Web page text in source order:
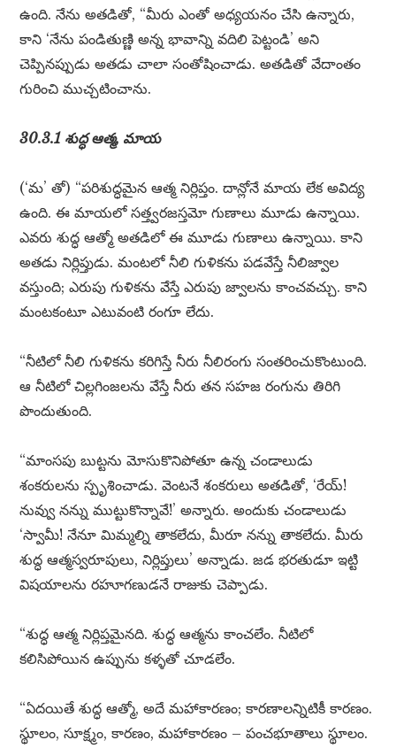
ఉంది. నేను అతడితో, “మీరు ఎంతో అధ్యయనం చేసి ఉన్నారు,
కాని ‘నేను పండితుణ్ణి అన్న భావాన్ని వదిలి పెట్టండి’ అని
చెప్పినప్పుడు అతడు చాలా సంతోషించాడు. అతడితో వేదాంతం
గురించి ముచ్చటించాను.
30.3.1 శుద్ధ ఆత్మ, మాయ
(‘మ’ తో) “పరిశుద్ధమైన ఆత్మ నిర్లిప్తం. దాన్లోనే మాయ లేక అవిద్య
ఉంది. ఈ మాయలో సత్త్వరజస్తమో గుణాలు మూడు ఉన్నాయి.
ఎవరు శుద్ధ ఆత్మో అతడిలో ఈ మూడు గుణాలు ఉన్నాయి. కాని
అతడు నిర్లిప్తుడు. మంటలో నీలి గుళికను పడవేస్తే నీలిజ్వాల
వస్తుంది; ఎరుపు గుళికను వేస్తే ఎరుపు జ్వాలను కాంచవచ్చు. కాని
మంటకంటూ ఎటువంటి రంగూ లేదు.
“నీటిలో నీలి గుళికను కరిగిస్తే నీరు నీలిరంగు సంతరించుకొంటుంది.
ఆ నీటిలో చిల్లగింజలను వేస్తే నీరు తన సహజ రంగును తిరిగి
పొందుతుంది.
“మాంసపు బుట్టను మోసుకొనిపోతూ ఉన్న చండాలుడు
శంకరులను స్పృశించాడు. వెంటనే శంకరులు అతడితో, ‘రేయ్!
నువ్వు నన్ను ముట్టుకొన్నావే!’ అన్నారు. అందుకు చండాలుడు
‘స్వామీ! నేనూ మిమ్మల్ని తాకలేదు, మీరూ నన్ను తాకలేదు. మీరు
శుద్ధ ఆత్మస్వరూపులు, నిర్లిప్తులు’ అన్నాడు. జడ భరతుడూ ఇట్టి
విషయాలను రహూగణుడనే రాజుకు చెప్పాడు.
“శుద్ధ ఆత్మ నిర్లిప్తమైనది. శుద్ధ ఆత్మను కాంచలేం. నీటిలో
కలిసిపోయిన ఉప్పును కళ్ళతో చూడలేం.
“ఏదయితే శుద్ధ ఆత్మో, అదే మహాకారణం; కారణాలన్నిటికీ కారణం.
స్థూలం, సూక్ష్మం, కారణం, మహాకారణం – పంచభూతాలు స్థూలం.